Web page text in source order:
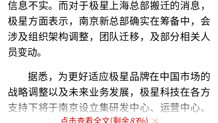
信息不实。而对于极星上海总部搬迁的消息，
极星方面表示，南京新总部确实在筹备中，会
涉及组织架构调整，团队迁移，及部分相关人
员变动。
据悉，为更好适应极星品牌在中国市场的
战略调整以及未来业务发展，极星科技在各方
支持下将于南京设立集研发中心、运营中心、
点击查看全文(剩余83%)